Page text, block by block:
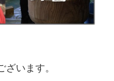
います。